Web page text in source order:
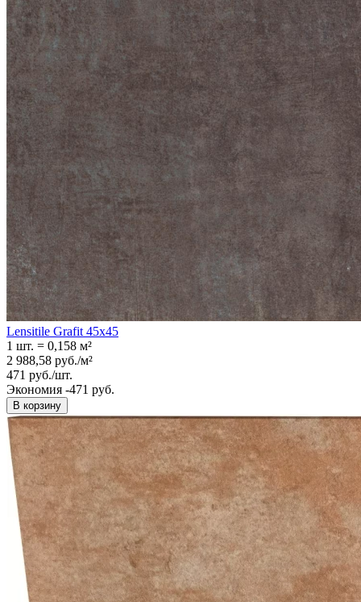
Lensitile Grafit 45x45
1 шт. = 0,158 м²
2 988,58 руб./м²
471 руб./шт.
Экономия -471 руб.
В корзину